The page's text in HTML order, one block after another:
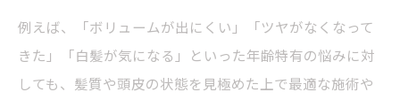
例えば、「ボリュームが出にくい」「ツヤがなくなって
きた」「白髪が気になる」といった年齢特有の悩みに対
しても、髪質や頭皮の状態を見極めた上で最適な施術や